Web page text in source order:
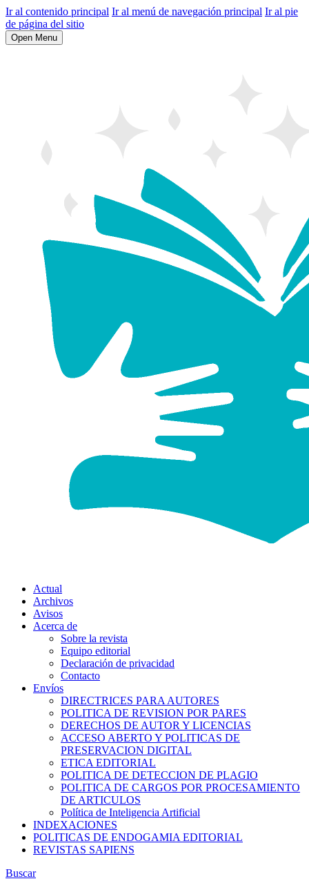
Ir al contenido principal Ir al menú de navegación principal Ir al pie
de página del sitio
Open Menu
Actual
Archivos
Avisos
Acerca de
Sobre la revista
Equipo editorial
Declaración de privacidad
Contacto
Envíos
DIRECTRICES PARA AUTORES
POLITICA DE REVISION POR PARES
DERECHOS DE AUTOR Y LICENCIAS
ACCESO ABERTO Y POLITICAS DE
PRESERVACION DIGITAL
ETICA EDITORIAL
POLITICA DE DETECCION DE PLAGIO
POLITICA DE CARGOS POR PROCESAMIENTO
DE ARTICULOS
Política de Inteligencia Artificial
INDEXACIONES
POLITICAS DE ENDOGAMIA EDITORIAL
REVISTAS SAPIENS
Buscar